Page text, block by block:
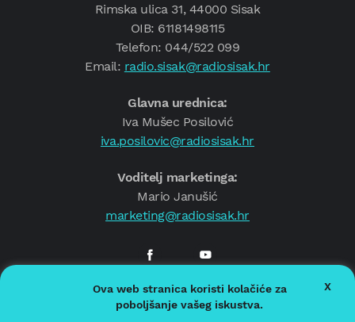
Rimska ulica 31, 44000 Sisak
OIB: 61181498115
Telefon: 044/522 099
Email: radio.sisak@radiosisak.hr
Glavna urednica:
Iva Mušec Posilović
iva.posilovic@radiosisak.hr
Voditelj marketinga:
Mario Janušić
marketing@radiosisak.hr
© 2026.Radio Sisak
Politika privatnosti
Ova web stranica koristi kolačiće za
poboljšanje vašeg iskustva.
X